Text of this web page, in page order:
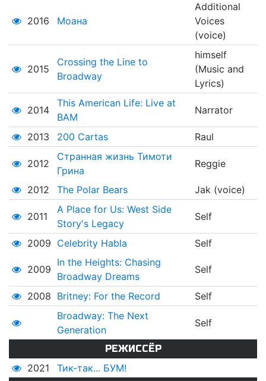
2016 Моана
Additional
Voices
(voice)
2015
Crossing the Line to
Broadway
himself
(Music and
Lyrics)
2014
This American Life: Live at
BAM
Narrator
2013 200 Cartas Raul
2012
Странная жизнь Тимоти
Грина
Reggie
2012 The Polar Bears Jak (voice)
2011
A Place for Us: West Side
Story's Legacy
Self
2009 Celebrity Habla Self
2009
In the Heights: Chasing
Broadway Dreams
Self
2008 Britney: For the Record
Self
Broadway: The Next
Generation
Self
РЕЖИССЁР
2021 Тик-так... БУМ!